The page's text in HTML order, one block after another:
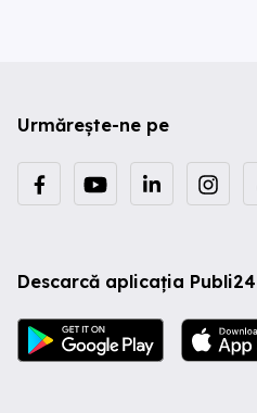
Urmărește-ne pe
Descarcă aplicația Publi24